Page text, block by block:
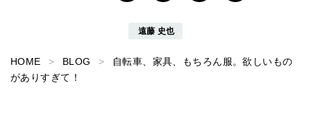
遠藤 史也
HOME BLOG
自転車、家具、もちろん服。欲しいもの
がありすぎて！